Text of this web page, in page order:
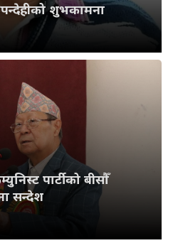
शुभकामना
पार्टीको बीसौँ
सन्देश